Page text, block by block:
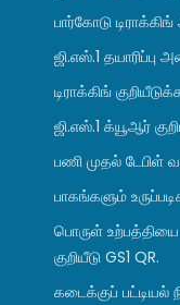
பார்கோடு
ஜி.எஸ்.1 தயாரிப்பு
டிராக்கிங்
ஜி.எஸ்.1 க்யூஆர்
பணி முதல் டேபிள்
பாகங்களும்
பொருள் உற்பத்தியை
குறியீடு GS1 QR.
கடைக்குப் பட்டியல்